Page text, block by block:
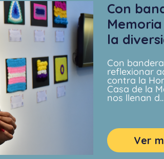
Con
la
Con
reflexionar
contra la
Casa de la
nos llenan
Ver